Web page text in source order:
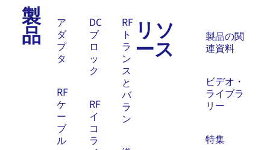
製
品
ア
ダ
プ
タ
RF
ケ
ー
ブ
ル
DC
ブ
ロ
ッ
ク
RF
イ
コ
ラ
RF
ト
ラ
ン
ス
と
バ
ラ
ン
リソ
ース
製品の関
連資料
ビデオ・
ライブラ
リー
特集